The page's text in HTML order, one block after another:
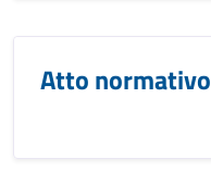
Atto normativo